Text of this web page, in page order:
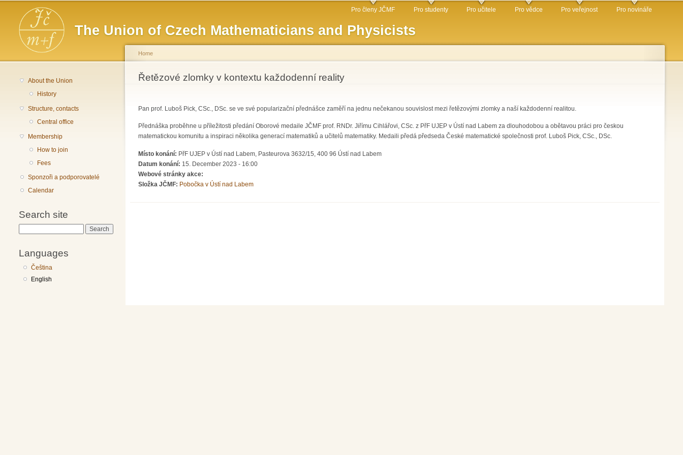
The Union of Czech Mathematicians and Physicists
Main menu Pro členy JČMF Pro studenty Pro učitele Pro vědce Pro veřejnost Pro novináře
About the Union
History
Structure, contacts
Central office
Membership
How to join
Fees
Sponzoři a podporovatelé
Calendar
Search site
Languages
Čeština
English
You are here
Home
Řetězové zlomky v kontextu každodenní reality
Pan prof. Luboš Pick, CSc., DSc. se ve své popularizační přednášce zaměří na jednu nečekanou souvislost mezi řetězovými zlomky a naší každodenní realitou.
Přednáška proběhne u příležitosti předání Oborové medaile JČMF prof. RNDr. Jiřímu Cihlářovi, CSc. z PřF UJEP v Ústí nad Labem za dlouhodobou a obětavou práci pro českou
matematickou komunitu a inspiraci několika generací matematiků a učitelů matematiky. Medaili předá předseda České matematické společnosti prof. Luboš Pick, CSc., DSc.
Místo konání: PřF UJEP v Ústí nad Labem, Pasteurova 3632/15, 400 96 Ústí nad Labem
Datum konání: 15. December 2023 - 16:00
Webové stránky akce:
Složka JČMF: Pobočka v Ústí nad Labem